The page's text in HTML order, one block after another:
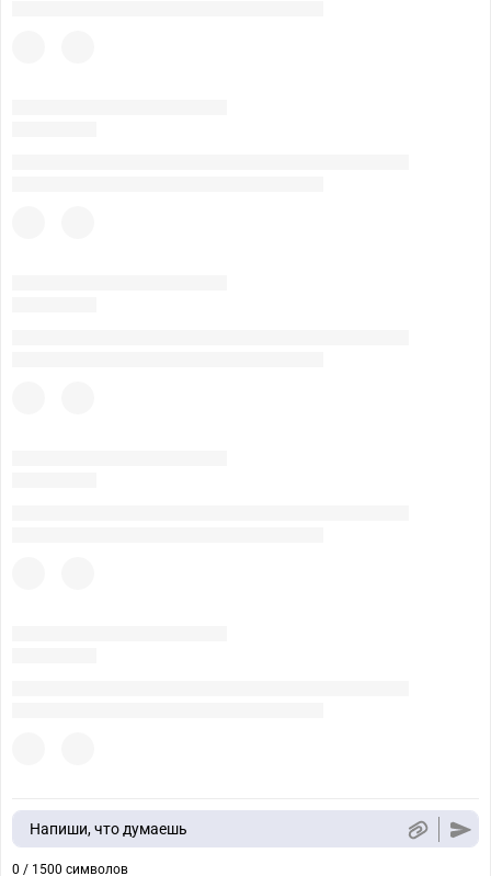
Напиши, что думаешь
0 / 1500 символов